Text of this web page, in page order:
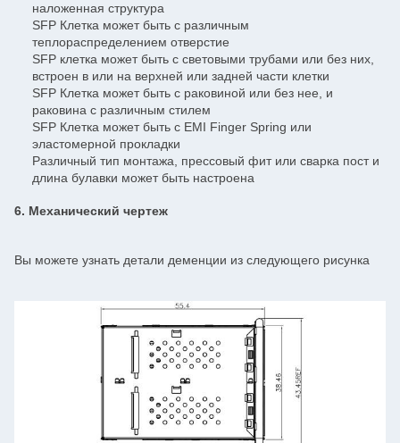
наложенная структура
SFP Клетка может быть с различным
теплораспределением отверстие
SFP клетка может быть с световыми трубами или без них,
встроен в или на верхней или задней части клетки
SFP Клетка может быть с раковиной или без нее, и
раковина с различным стилем
SFP Клетка может быть с EMI Finger Spring или
эластомерной прокладки
Различный тип монтажа, прессовый фит или сварка пост и
длина булавки может быть настроена
6. Механический чертеж
Вы можете узнать детали деменции из следующего рисунка